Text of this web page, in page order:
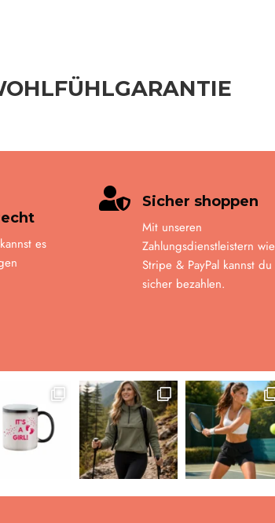
es

Sicher shoppen
Mit unseren
Zahlungsdienstleistern wie
Stripe & PayPal kannst du
sicher bezahlen.